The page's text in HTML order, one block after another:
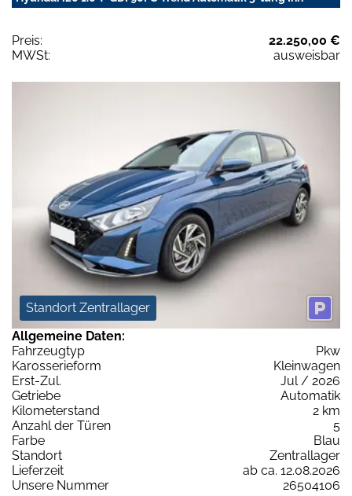
Preis:
22.250,00 €
MWSt:
ausweisbar
Standort Zentrallager
Allgemeine Daten:
Fahrzeugtyp
Pkw
Karosserieform
Kleinwagen
Erst-Zul.
Jul / 2026
Getriebe
Automatik
Kilometerstand
2 km
Anzahl der Türen
5
Farbe
Blau
Standort
Zentrallager
Lieferzeit
ab ca. 12.08.2026
Unsere Nummer
26504106